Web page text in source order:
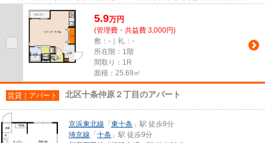
5.9万円
(管理費・共益費 3,000円)
敷：-｜礼：-
所在階：1階
間取り：1R
面積：25.69㎡
賃貸｜アパート 北区十条仲原２丁目のアパート
京浜東北線 「 東十条 」駅 徒歩9分
埼京線 「 十条 」駅 徒歩9分